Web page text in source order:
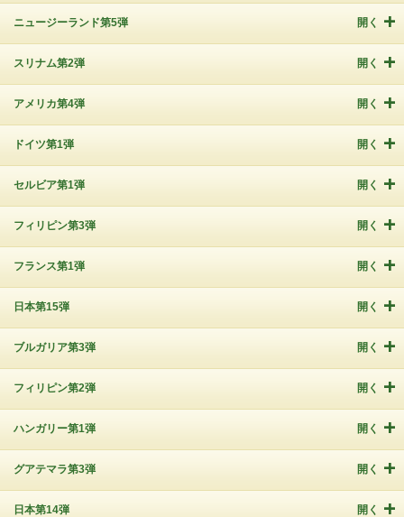
ニュージーランド第5弾 開く
スリナム第2弾 開く
アメリカ第4弾 開く
ドイツ第1弾 開く
セルビア第1弾 開く
フィリピン第3弾 開く
フランス第1弾 開く
日本第15弾 開く
ブルガリア第3弾 開く
フィリピン第2弾 開く
ハンガリー第1弾 開く
グアテマラ第3弾 開く
日本第14弾 開く